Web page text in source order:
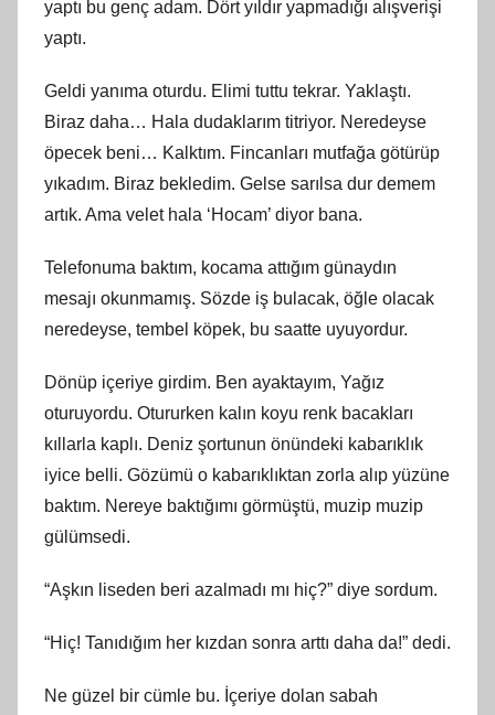
yaptı bu genç adam. Dört yıldır yapmadığı alışverişi
yaptı.
Geldi yanıma oturdu. Elimi tuttu tekrar. Yaklaştı.
Biraz daha… Hala dudaklarım titriyor. Neredeyse
öpecek beni… Kalktım. Fincanları mutfağa götürüp
yıkadım. Biraz bekledim. Gelse sarılsa dur demem
artık. Ama velet hala ‘Hocam’ diyor bana.
Telefonuma baktım, kocama attığım günaydın
mesajı okunmamış. Sözde iş bulacak, öğle olacak
neredeyse, tembel köpek, bu saatte uyuyordur.
Dönüp içeriye girdim. Ben ayaktayım, Yağız
oturuyordu. Otururken kalın koyu renk bacakları
kıllarla kaplı. Deniz şortunun önündeki kabarıklık
iyice belli. Gözümü o kabarıklıktan zorla alıp yüzüne
baktım. Nereye baktığımı görmüştü, muzip muzip
gülümsedi.
“Aşkın liseden beri azalmadı mı hiç?” diye sordum.
“Hiç! Tanıdığım her kızdan sonra arttı daha da!” dedi.
Ne güzel bir cümle bu. İçeriye dolan sabah